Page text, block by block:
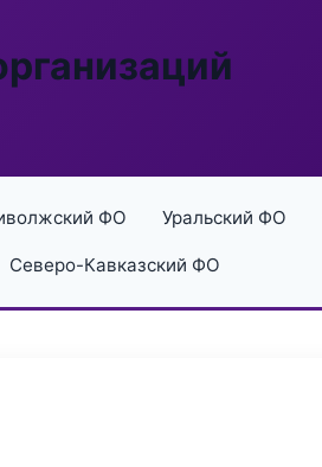
ФО Уральский ФО
Северо-Кавказский ФО